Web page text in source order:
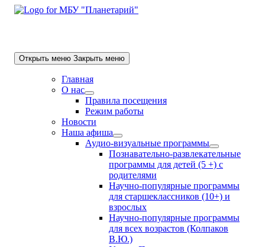
Skip
Открыть меню Закрыть меню
Главная
О нас
Show
sub
menu
Правила посещения
Режим работы
Новости
Наша афиша
Show
sub
menu
Аудио-визуальные программы
Show
sub
menu
Познавательно-развлекательные
программы для детей (5 +) с
родителями
Научно-популярные программы
для старшеклассников (10+) и
взрослых
Научно-популярные программы
для всех возрастов (Колпаков
В.Ю.)